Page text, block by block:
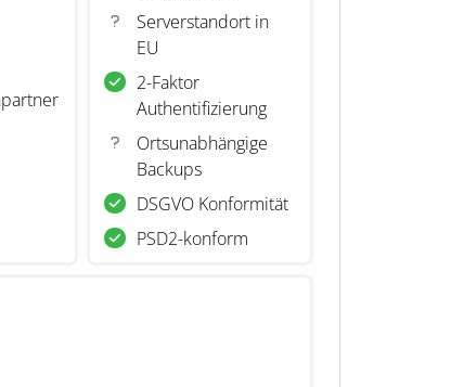
Serverstandort in
EU
2-Faktor
Authentifizierung
Ortsunabhängige
Backups
DSGVO Konformität
PSD2-konform